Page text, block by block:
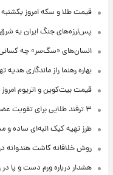
قیمت طلا و سکه امروز یکشنبه ۱۸ مرداد ۱۴۰۵/کاهش قیمت طلا و سکه
پس‌لرزه‌های جنگ ایران به شرق
انسان‌های «سگ‌سر» چه
بهاره رهنما راز ماندگاری
قیمت بیت‌کوین و اتریوم امروز یکشنبه ۱۸
۳ ترفند طلایی برای تقویت عضلات بدن
طرز تهیه کیک انبه‌ای ساده و
روش خلاقانه کاشت هندوانه در
هشدار درباره ورم دست و پا در